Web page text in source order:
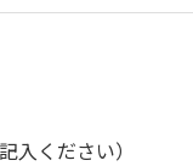
入ください）